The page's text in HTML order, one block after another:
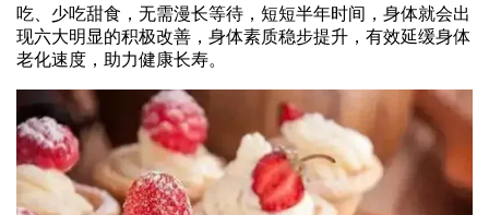
吃、少吃甜食，无需漫长等待，短短半年时间，身体就会出
现六大明显的积极改善，身体素质稳步提升，有效延缓身体
老化速度，助力健康长寿。